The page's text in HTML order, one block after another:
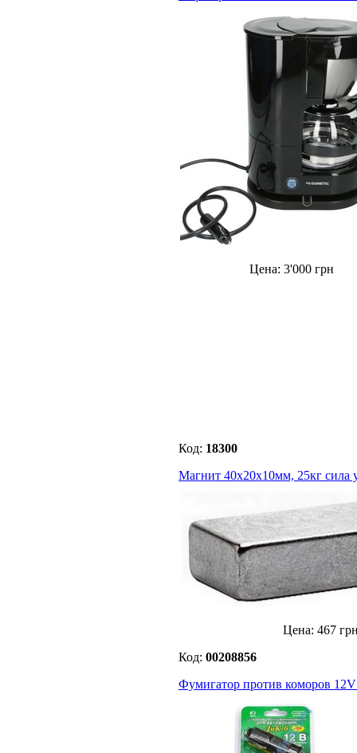
Цена: 3'000грн
Код: 18300
Магнит 40x20x10мм, 25кг сила
Цена: 467
Код: 00208856
Фумигатор против коморов